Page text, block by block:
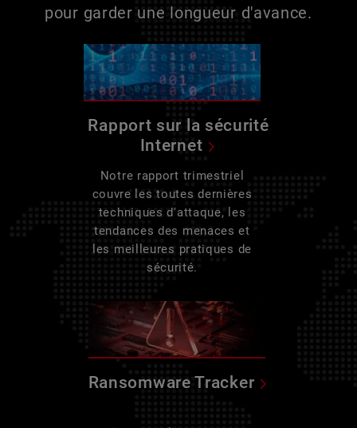
pour garder une longueur d'avance.
Rapport sur la sécurité
Internet
Notre rapport trimestriel
couvre les toutes dernières
techniques d'attaque, les
tendances des menaces et
les meilleures pratiques de
sécurité.
Ransomware Tracker